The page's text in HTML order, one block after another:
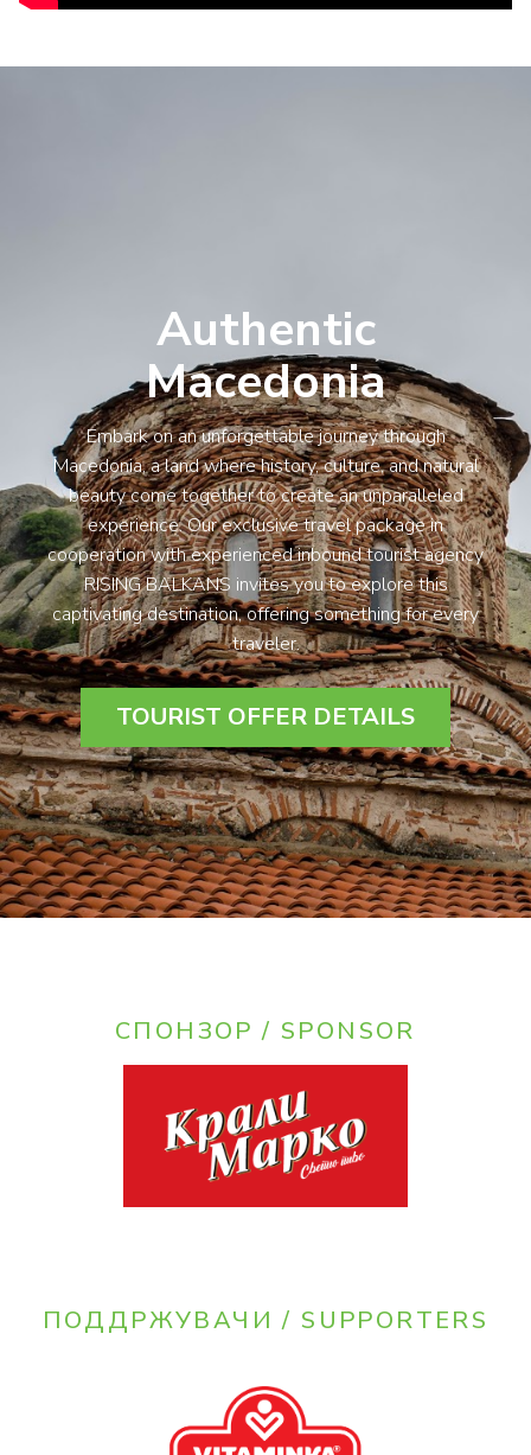
Authentic
Macedonia
Embark on an unforgettable journey through
Macedonia, a land where history, culture, and natural
beauty come together to create an unparalleled
experience. Our exclusive travel package in
cooperation with experienced inbound tourist agency
RISING BALKANS invites you to explore this
captivating destination, offering something for every
traveler.
TOURIST OFFER DETAILS
СПОНЗОР / SPONSOR
ПОДДРЖУВАЧИ / SUPPORTERS